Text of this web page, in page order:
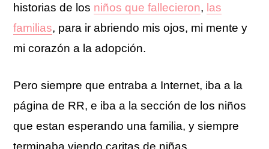
historias de los niños que fallecieron, las
familias, para ir abriendo mis ojos, mi mente y
mi corazón a la adopción.
Pero siempre que entraba a Internet, iba a la
página de RR, e iba a la sección de los niños
que estan esperando una familia, y siempre